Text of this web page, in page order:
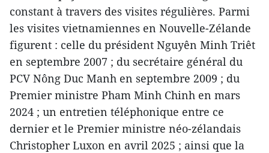
constant à travers des visites régulières. Parmi
les visites vietnamiennes en Nouvelle-Zélande
figurent : celle du président Nguyên Minh Triêt
en septembre 2007 ; du secrétaire général du
PCV Nông Duc Manh en septembre 2009 ; du
Premier ministre Pham Minh Chinh en mars
2024 ; un entretien téléphonique entre ce
dernier et le Premier ministre néo-zélandais
Christopher Luxon en avril 2025 ; ainsi que la